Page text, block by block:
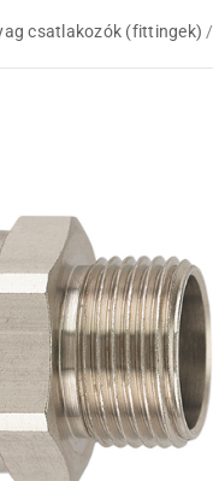
csatlakozók (fittingek) /